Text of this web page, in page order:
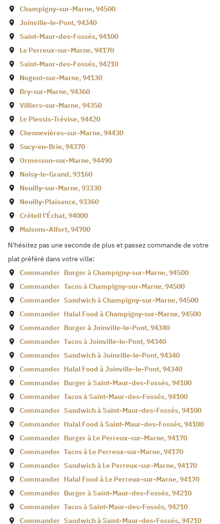
Champigny-sur-Marne,94500
Joinville-le-Pont,94340
Saint-Maur-des-Fossés,94100
Le Perreux-sur-Marne,94170
Saint-Maur-des-Fossés,94210
Nogent-sur-Marne,94130
Bry-sur-Marne,94360
Villiers-sur-Marne,94350
Le Plessis-Trévise,94420
Chennevières-sur-Marne,94430
Sucy-en-Brie,94370
Ormesson-sur-Marne,94490
Noisy-le-Grand,93160
Neuilly-sur-Marne,93330
Neuilly-Plaisance,93360
Créteil l’Échat,94000
Maisons-Alfort,94700
N'hésitez pas une seconde de plus et passez commande de votre
plat préféré dans votre ville:
Commander Burger àChampigny-sur-Marne,94500
Commander Tacos àChampigny-sur-Marne,94500
Commander Sandwich àChampigny-sur-Marne,94500
Commander Halal Food àChampigny-sur-Marne,94500
Commander Burger àJoinville-le-Pont,94340
Commander Tacos àJoinville-le-Pont,94340
Commander Sandwich àJoinville-le-Pont,94340
Commander Halal Food àJoinville-le-Pont,94340
Commander Burger àSaint-Maur-des-Fossés,94100
Commander Tacos àSaint-Maur-des-Fossés,94100
Commander Sandwich àSaint-Maur-des-Fossés,94100
Commander Halal Food àSaint-Maur-des-Fossés,94100
Commander Burger à Le Perreux-sur-Marne,94170
Commander Tacos à Le Perreux-sur-Marne,94170
Commander Sandwich à Le Perreux-sur-Marne,94170
Commander Halal Food à Le Perreux-sur-Marne,94170
Commander Burger àSaint-Maur-des-Fossés,94210
Commander Tacos àSaint-Maur-des-Fossés,94210
Commander Sandwich àSaint-Maur-des-Fossés,94210